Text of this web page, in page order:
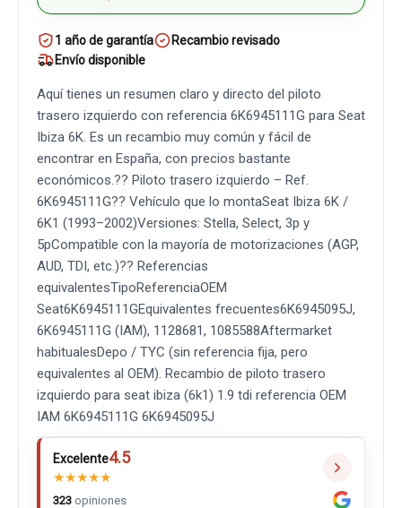
1 año de garantía
Recambio revisado
Envío disponible
Aquí tienes un resumen claro y directo del piloto
trasero izquierdo con referencia 6K6945111G para Seat
Ibiza 6K. Es un recambio muy común y fácil de
encontrar en España, con precios bastante
económicos.?? Piloto trasero izquierdo – Ref.
6K6945111G?? Vehículo que lo montaSeat Ibiza 6K /
6K1 (1993–2002)Versiones: Stella, Select, 3p y
5pCompatible con la mayoría de motorizaciones (AGP,
AUD, TDI, etc.)?? Referencias
equivalentesTipoReferenciaOEM
Seat6K6945111GEquivalentes frecuentes6K6945095J,
6K6945111G (IAM), 1128681, 1085588Aftermarket
habitualesDepo / TYC (sin referencia fija, pero
equivalentes al OEM). Recambio de piloto trasero
izquierdo para seat ibiza (6k1) 1.9 tdi referencia OEM
IAM 6K6945111G 6K6945095J
Excelente4.5
★★★★★
323 opiniones